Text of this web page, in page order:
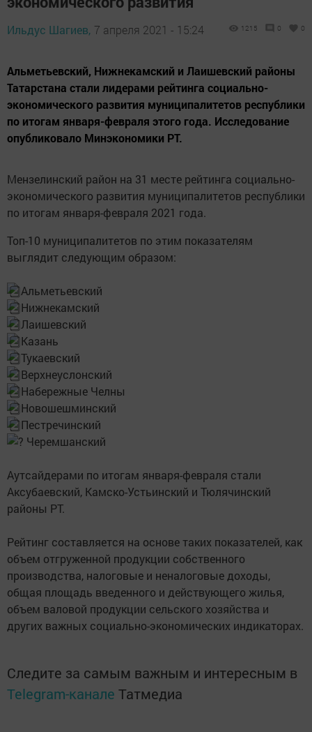
Ильдус Шагиев, 7 апреля 2021 - 15:24 1215 0 0
Альметьевский, Нижнекамский и Лаишевский районы
Татарстана стали лидерами рейтинга социально-
экономического развития муниципалитетов республики
по итогам января-февраля этого года. Исследование
опубликовало Минэкономики РТ.
Мензелинский район на 31 месте рейтинга социально-
экономического развития муниципалитетов республики
по итогам января-февраля 2021 года.
Топ-10 муниципалитетов по этим показателям
выглядит следующим образом:
Альметьевский
Нижнекамский
Лаишевский
Казань
Тукаевский
Верхнеуслонский
Набережные Челны
Новошешминский
Пестречинский
Черемшанский
Аутсайдерами по итогам января-февраля стали
Аксубаевский, Камско-Устьинский и Тюлячинский
районы РТ.
Рейтинг составляется на основе таких показателей, как
объем отгруженной продукции собственного
производства, налоговые и неналоговые доходы,
общая площадь введенного и действующего жилья,
объем валовой продукции сельского хозяйства и
других важных социально-экономических индикаторах.
Следите за самым важным и интересным в
Telegram-канале Татмедиа